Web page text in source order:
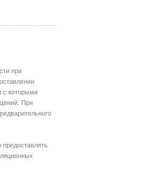
при
с которыми
При